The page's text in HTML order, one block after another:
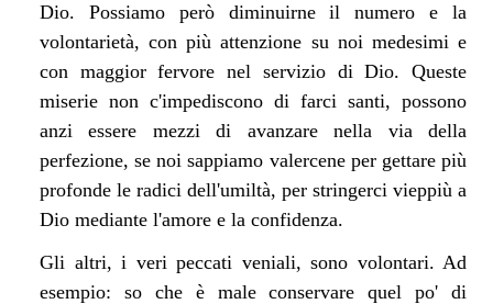
Dio. Possiamo però diminuirne il numero e la
volontarietà, con più attenzione su noi medesimi e
con maggior fervore nel servizio di Dio. Queste
miserie non c'impediscono di farci santi, possono
anzi essere mezzi di avanzare nella via della
perfezione, se noi sappiamo valercene per gettare più
profonde le radici dell'umiltà, per stringerci vieppiù a
Dio mediante l'amore e la confidenza.
Gli altri, i veri peccati veniali, sono volontari. Ad
esempio: so che è male conservare quel po' di